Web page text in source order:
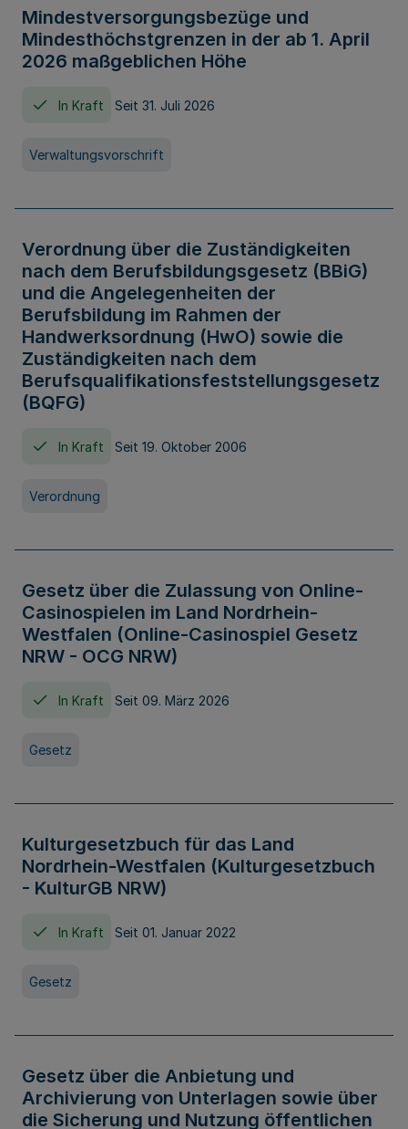
Mindestversorgungsbezüge und
Mindesthöchstgrenzen in der ab 1. April
2026 maßgeblichen Höhe
In Kraft Seit 31. Juli 2026
Verwaltungsvorschrift
Verordnung über die Zuständigkeiten
nach dem Berufsbildungsgesetz (BBiG)
und die Angelegenheiten der
Berufsbildung im Rahmen der
Handwerksordnung (HwO) sowie die
Zuständigkeiten nach dem
Berufsqualifikationsfeststellungsgesetz
(BQFG)
In Kraft Seit 19. Oktober 2006
Verordnung
Gesetz über die Zulassung von Online-
Casinospielen im Land Nordrhein-
Westfalen (Online-Casinospiel Gesetz
NRW - OCG NRW)
In Kraft Seit 09. März 2026
Gesetz
Kulturgesetzbuch für das Land
Nordrhein-Westfalen (Kulturgesetzbuch
- KulturGB NRW)
In Kraft Seit 01. Januar 2022
Gesetz
Gesetz über die Anbietung und
Archivierung von Unterlagen sowie über
die Sicherung und Nutzung öffentlichen